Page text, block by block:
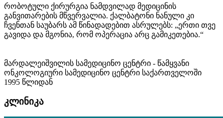
რობოტული ქირურგია ნამდვილად მედიცინის
განვითარების მწვერვალია. ქალბატონი ნანული კი
ჩვენთან საუბარს ამ წინადადებით ასრულებს: „ერთი თვე
გავიდა და მგონია, რომ ოპერაცია არც გამიკეთებია.“
მარდალეიშვილის სამედიცინო ცენტრი - წამყვანი
ონკოლოგიური სამედიცინო ცენტრი საქართველოში
1995 წლიდან
კლინიკა